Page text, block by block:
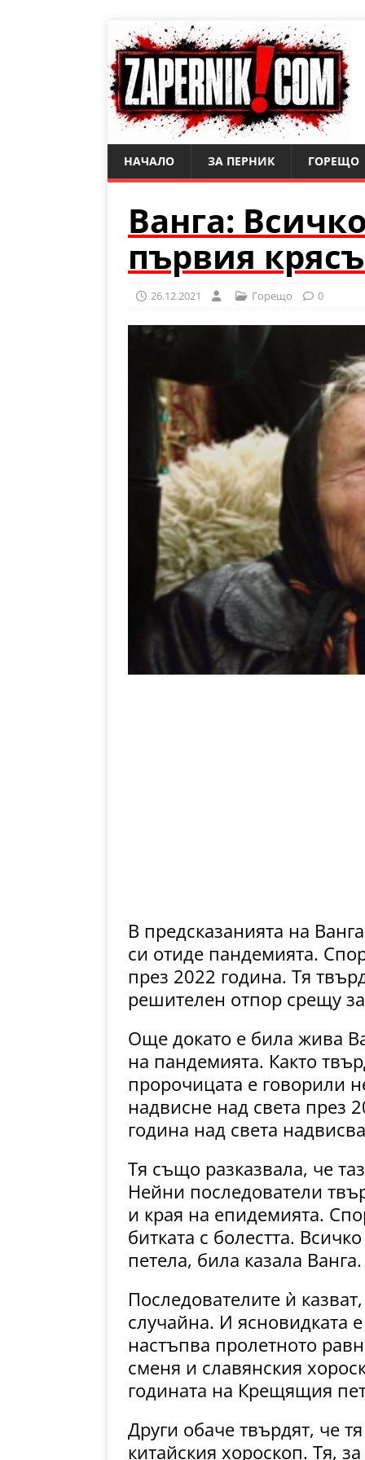
НАЧАЛО ЗА ПЕРНИК ГОРЕЩО
Ванга:
първия
26.12.2021 Горещо 0
В предсказанията на
си отиде пандемията.
през 2022 година. Тя
решителен отпор срещу
Още докато е била жива
на пандемията. Както
пророчицата е говорили
надвисне над света през
година над света
Тя също разказвала, че
Нейни последователи
и края на епидемията.
битката с болестта.
петела, била казала Ванга.
Последователите ѝ
случайна. И ясновидката
настъпва пролетното
сменя и славянския
годината на Крещящия
Други обаче твърдят, че
китайския хороскоп. Тя,